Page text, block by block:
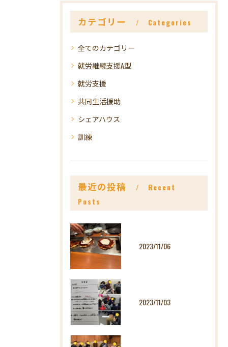
カテゴリー Categories
全てのカテゴリー
就労継続支援A型
就労支援
共同生活援助
シェアハウス
訓練
最近の投稿
Recent
Posts
2023/11/06
2023/11/03